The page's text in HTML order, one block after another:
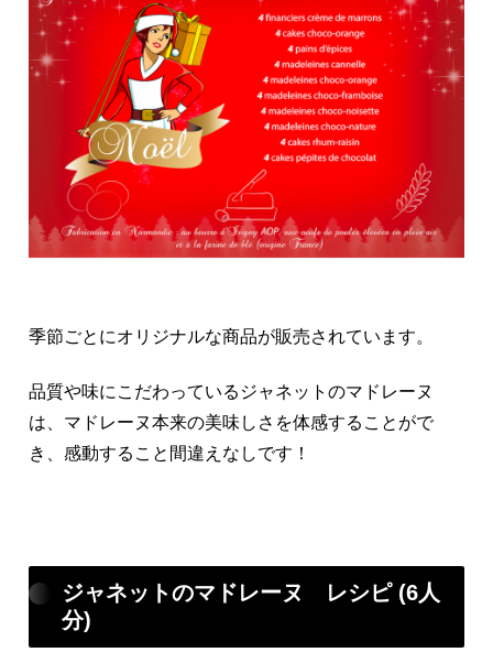
季節ごとにオリジナルな商品が販売されています。
品質や味にこだわっているジャネットのマドレーヌ
は、マドレーヌ本来の美味しさを体感することがで
き、感動すること間違えなしです！
ジャネットのマドレーヌ レシピ (6人
分)